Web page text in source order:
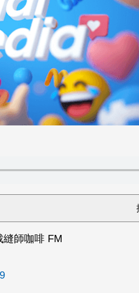
縫師咖啡 FM
9